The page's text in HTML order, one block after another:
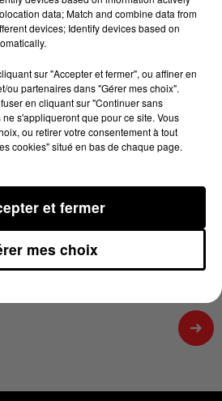
le Tarn
sec
100% CHEZ VOUS
EMMANUEL DU
data; Match and combine data from
devices; Identify devices based on
sur "Accepter et fermer", ou affiner en
ou partenaires dans "Gérer mes choix".
en cliquant sur "Continuer sans
s'appliqueront que pour ce site. Vous
ou retirer votre consentement à tout
cookies" situé en bas de chaque page.
mes choix
et fermer